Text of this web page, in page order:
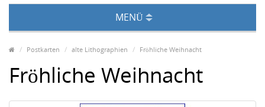
MENÜ
Postkarten alte Lithographien Fröhliche Weihnacht
Fröhliche Weihnacht